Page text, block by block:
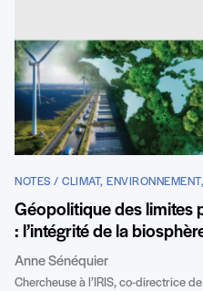
NOTES / CLIMAT,
Géopolitique des limites
: l’intégrité de la
Anne Sénéquier
Chercheuse à l’IRIS, co-directrice